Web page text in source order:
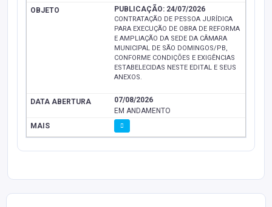
PUBLICAÇÃO: 24/07/2026
CONTRATAÇÃO DE PESSOA JURÍDICA
PARA EXECUÇÃO DE OBRA DE REFORMA
E AMPLIAÇÃO DA SEDE DA CÂMARA
MUNICIPAL DE SÃO DOMINGOS/PB,
CONFORME CONDIÇÕES E EXIGÊNCIAS
ESTABELECIDAS NESTE EDITAL E SEUS
ANEXOS.
07/08/2026
EM ANDAMENTO